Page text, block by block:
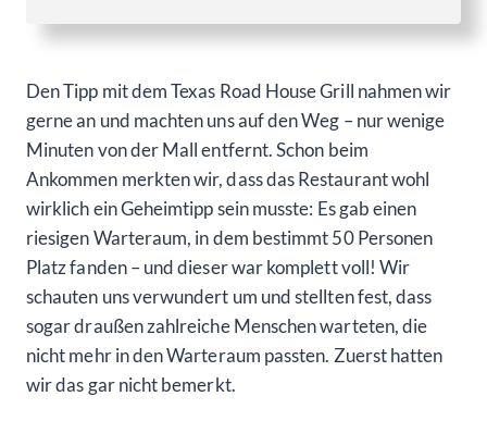
Den Tipp mit dem Texas Road House Grill nahmen wir
gerne an und machten uns auf den Weg – nur wenige
Minuten von der Mall entfernt. Schon beim
Ankommen merkten wir, dass das Restaurant wohl
wirklich ein Geheimtipp sein musste: Es gab einen
riesigen Warteraum, in dem bestimmt 50 Personen
Platz fanden – und dieser war komplett voll! Wir
schauten uns verwundert um und stellten fest, dass
sogar draußen zahlreiche Menschen warteten, die
nicht mehr in den Warteraum passten. Zuerst hatten
wir das gar nicht bemerkt.